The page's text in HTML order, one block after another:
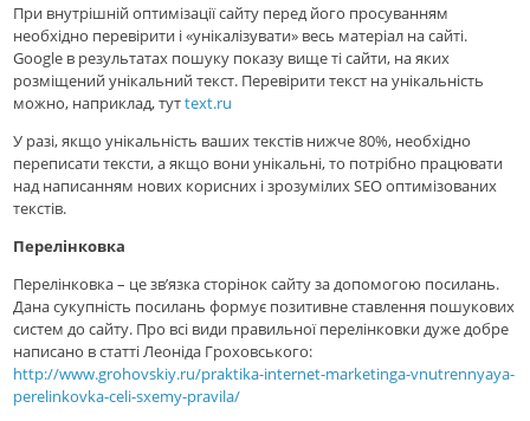
При внутрішнiй оптимізації сайту перед його просуванням
необхідно перевірити і «унiкалiзувати» весь матеріал на сайті.
Google в результатах пошуку показу вище ті сайти, на яких
розміщений унікальний текст. Перевірити текст на унікальність
можно, наприклад, тутtext.ru
У разі, якщо унікальність ваших текстів нижче 80%, необхідно
переписати тексти, а якщо вони унікальні, то потрібно працювати
над написанням нових корисних і зрозумілих SEO оптимізованих
текстів.
Перелінковка
Перелінковка – це зв’язка сторінок сайту за допомогою посилань.
Дана сукупність посилань формує позитивне ставлення пошукових
систем до сайту. Про всі види правильної перелінковки дуже добре
написано в статті Леоніда Гроховського:
http://www.grohovskiy.ru/praktika-internet-marketinga-vnutrennyaya-
perelinkovka-celi-sxemy-pravila/